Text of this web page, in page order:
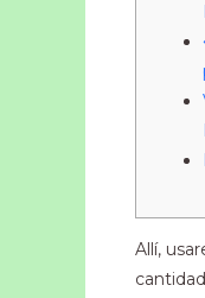
Allí,